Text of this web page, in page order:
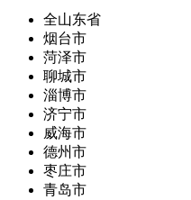
全山东省
烟台市
菏泽市
聊城市
淄博市
济宁市
威海市
德州市
枣庄市
青岛市